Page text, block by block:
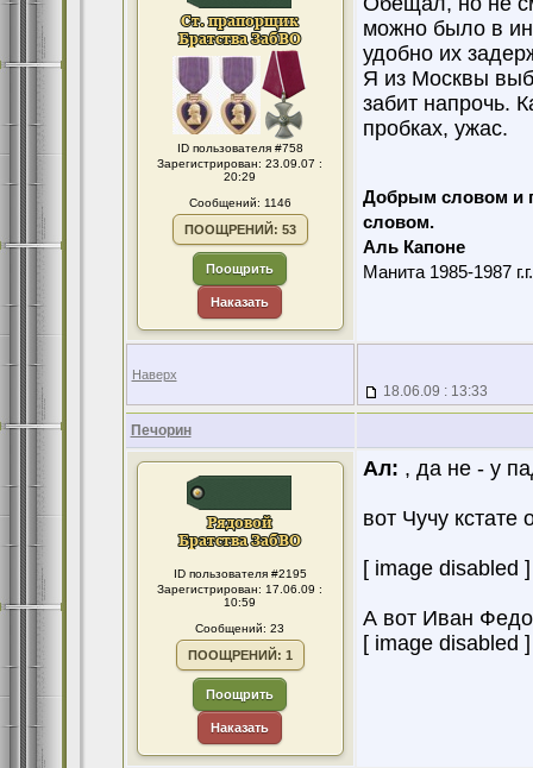
ID пользователя #758
Зарегистрирован: 23.09.07 :
20:29
Сообщений: 1146
ПООЩРЕНИЙ: 53
Поощрить
Наказать
можно было в
удобно их
Я из Москвы
забит напрочь.
пробках, ужас.
Добрым словом и
словом.
Аль Капоне
Манита 1985-1987
Наверх
18.06.09 : 13:33
Печорин
ID пользователя #2195
Зарегистрирован: 17.06.09 :
10:59
Сообщений: 23
ПООЩРЕНИЙ: 1
Поощрить
Наказать
Ал: , да не - у
вот Чучу кстате
[ image disabled ]
А вот Иван
[ image disabled ]